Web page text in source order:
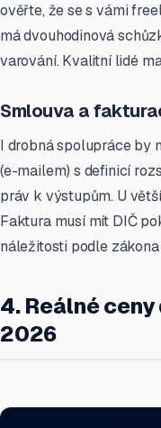
ověřte, že se s vámi
má dvouhodinová
varování. Kvalitní lidé
Smlouva a
I drobná spolupráce by
(e-mailem) s definicí
práv k výstupům. U
Faktura musí mít DIČ
náležitosti podle
4. Reálné
2026